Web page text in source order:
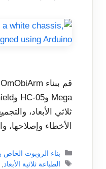
الأخطاء وإصلاحها،
التصنيفات
بناء الروبوت الخاص
الوسوم
الطباعة ثلاثية الأبعاد